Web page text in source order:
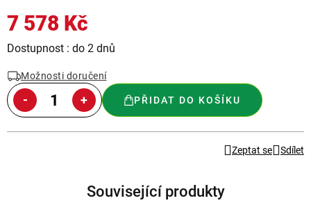
7 578 Kč
Měrná
Dostupnost : do 2 dnů
Možnosti doručení
PŘIDAT DO KOŠÍKU
Zeptat se Sdílet
Související produkty